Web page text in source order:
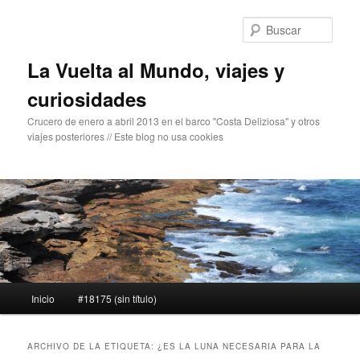
La Vuelta al Mundo, viajes y
curiosidades
Crucero de enero a abril 2013 en el barco "Costa Deliziosa" y otros
viajes posteriores // Este blog no usa cookies
principal
Inicio #18175 (sin título)
ARCHIVO DE LA ETIQUETA:¿ES LA LUNA NECESARIA PARA LA